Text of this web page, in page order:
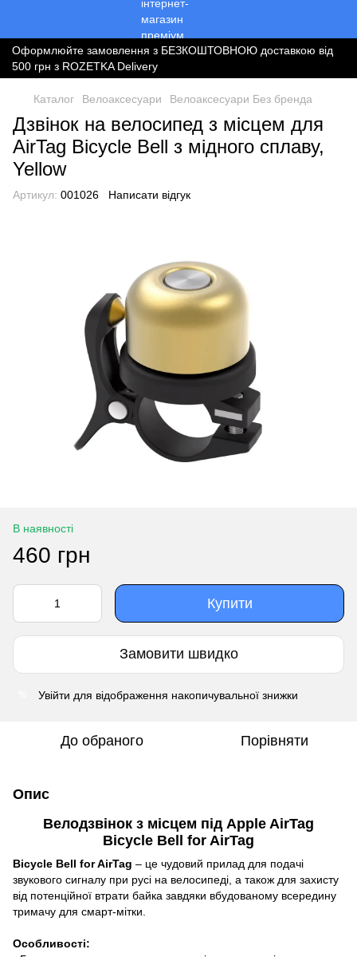
Оформлюйте замовлення з БЕЗКОШТОВНОЮ доставкою від
500 грн з ROZETKA Delivery
Каталог Велоаксесуари Велоаксесуари Без бренда
Дзвінок на велосипед з місцем для
AirTag Bicycle Bell з мідного сплаву,
Yellow
Артикул: 001026 Написати відгук
В наявності
460 грн
Купити
Замовити швидко
Увійти для відображення накопичувальної знижки
До обраного Порівняти
Опис
Велодзвінок з місцем під Apple AirTag
Bicycle Bell for AirTag
Bicycle Bell for AirTag – це чудовий прилад для подачі
звукового сигналу при русі на велосипеді, а також для захисту
від потенційної втрати байка завдяки вбудованому всередину
тримачу для смарт-мітки.
Особливості: